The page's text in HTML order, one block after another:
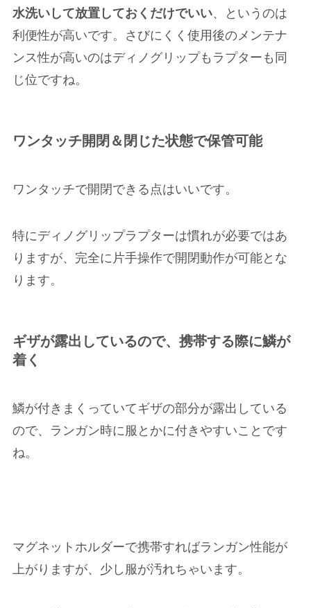
水洗いして放置しておくだけでいい、というのは
利便性が高いです。さびにくく使用後のメンテナ
ンス性が高いのはディノグリップもラプターも同
じ位ですね。
ワンタッチ開閉＆閉じた状態で保管可能
ワンタッチで開閉できる点はいいです。
特にディノグリップラプターは慣れが必要ではあ
りますが、完全に片手操作で開閉動作が可能とな
ります。
ギザが露出しているので、携帯する際に鱗が
着く
鱗が付きまくっていてギザの部分が露出している
ので、ランガン時に服とかに付きやすいことです
ね。
マグネットホルダーで携帯すればランガン性能が
上がりますが、少し服が汚れちゃいます。